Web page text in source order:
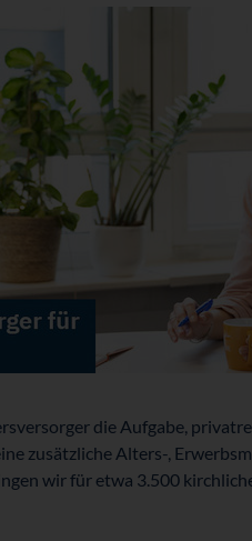
die Aufgabe,
zusätzliche Alters-,
wir für etwa 3.500